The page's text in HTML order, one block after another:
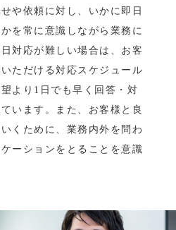
や依頼に対し、いかに即日
を常に意識しながら業務に
対応が難しい場合は、お客
ただける対応スケジュール
より1日でも早く回答・対
います。また、お客様と良
くために、業務内外を問わ
ーションをとることを意識